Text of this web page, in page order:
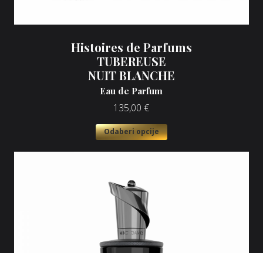
Histoires de Parfums
TUBEREUSE
NUIT BLANCHE
Eau de Parfum
135,00 €
Odaberi opcije